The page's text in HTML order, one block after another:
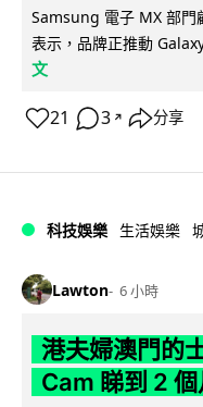
Samsung 電子 MX 部門
表示，品牌正推動
文
21 3 ↗ 分享
科技娛樂 生活娛樂
Lawton 6 小時
港夫婦澳門的
Cam 睇到 2